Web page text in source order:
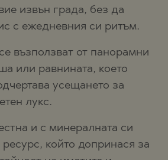
извън града, без да
с ежедневния си ритъм.
възползват от панорамни
или равнината, което
усещането за
лукс.
и с минералната си
който допринася за